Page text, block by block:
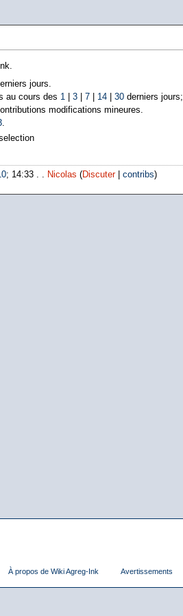
jours.
au cours des 1 3| 7| 14| 30derniers jours;
modifications mineures.
.
; 14:33 . . Nicolas (Discuter| contribs)
À propos de Wiki Agreg-Ink Avertissements